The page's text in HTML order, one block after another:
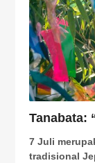
Tanabata:
7 Juli
tradisional